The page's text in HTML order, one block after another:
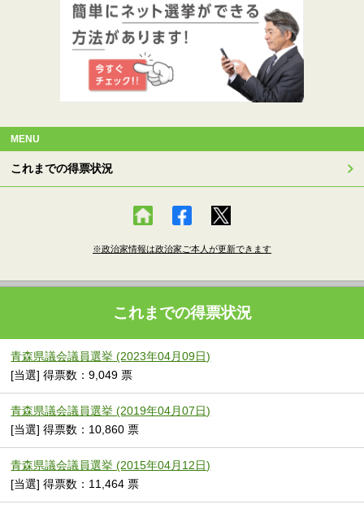
MENU
これまでの得票状況
※政治家情報は政治家ご本人が更新できます
これまでの得票状況
青森県議会議員選挙 (2023年04月09日)
[当選] 得票数：9,049 票
青森県議会議員選挙 (2019年04月07日)
[当選] 得票数：10,860 票
青森県議会議員選挙 (2015年04月12日)
[当選] 得票数：11,464 票